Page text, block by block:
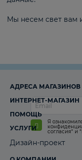
Мы несем свет вам
Я
согласия“ и
АДРЕСА МАГАЗИНОВ
ИНТЕРНЕТ-МАГАЗИН
ПОМОЩЬ
УСЛУГИ
Дизайн-проект